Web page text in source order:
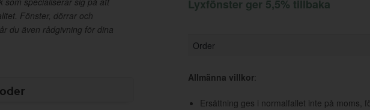
Fönster, dörrar och
du även rådgivning för dina
Lyxfönster ger 5,5% tillbaka
Order
Allmänna villkor:
Ersättning ges i normalfallet inte på moms,